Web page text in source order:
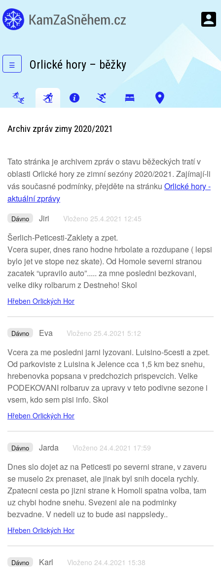
☰ Orlické hory – běžky
Archiv zpráv zimy 2020/2021
Tato stránka je archivem zpráv o stavu běžeckých tratí v
oblasti Orlické hory ze zimní sezóny 2020/2021. Zajímají-li
vás současné podmínky, přejděte na stránku Orlické hory -
aktuální zprávy
Dávno Jiri Vloženo 25.4.2021 12:45
Šerlich-Peticesti-Zaklety a zpet.
Vcera super, dnes rano hodne hrbolate a rozdupane ( lepsi
bylo jet ve stope nez skate). Od Homole severni stranou
zacatek “upravilo auto”..... za mne posledni bezkovani,
velke diky rolbarum z Destneho! Skol
Hřeben Orlických Hor
Dávno Eva Vloženo 25.4.2021 5:12
Vcera za me posledni jarni lyzovani. Luisino-5cesti a zpet.
Od parkoviste z Luisina k Jelence cca 1,5 km bez snehu,
hrebenovka popsana v predchozich prispevcich. Velke
PODEKOVANI rolbaruv za upravy v teto podivne sezone i
vsem, kdo sem pisi info. Skol
Hřeben Orlických Hor
Dávno Jarda Vloženo 24.4.2021 17:59
Dnes slo dojet az na Peticesti po severni strane, v zaveru
se muselo 2x prenaset, ale jinak byl snih docela rychly.
Zpatecni cesta po jizni strane k Homoli spatna volba, tam
uz chybi hodne snehu. Svezeni ale na podminky
bezvadne. V nedeli uz to bude asi nappsledy..
Hřeben Orlických Hor
Dávno Karl Vloženo 24.4.2021 15:38